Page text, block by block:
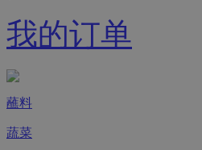
我的订单
蘸料
蔬菜